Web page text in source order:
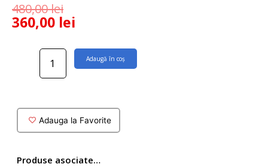
480,00lei
360,00 lei
Cantitate
Corella
50x37
Adaugă în coș
Adauga la Favorite
Produse asociate…